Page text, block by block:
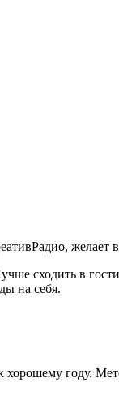
желает
сходить в
на себя.
году.